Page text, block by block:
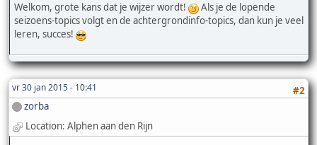
Welkom, grote kans dat je wijzer wordt!
Als je de lopende
seizoens-topics volgt en de achtergrondinfo-topics, dan kun je veel
leren, succes!
vr 30 jan 2015 - 10:41
#2
zorba
Location: Alphen aan den Rijn